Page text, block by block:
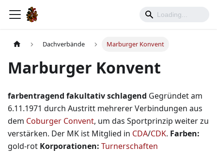
Dachverbände Marburger Konvent
Marburger Konvent
farbentragend fakultativ schlagend Gegründet am
6.11.1971 durch Austritt mehrerer Verbindungen aus
dem Coburger Convent, um das Sportprinzip weiter zu
verstärken. Der MK ist Mitglied in CDA/CDK. Farben:
gold-rot Korporationen: Turnerschaften